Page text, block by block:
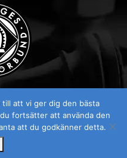
att vi ger dig den bästa
fortsätter att använda den
att du godkänner detta.